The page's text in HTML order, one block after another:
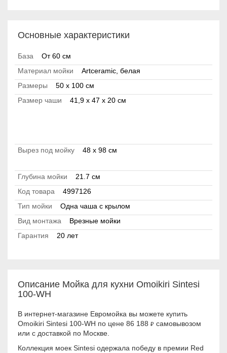
Основные характеристики
База
От 60 см
Материал мойки
Artceramic, белая
Размеры
50 x 100 см
Размер чаши
41,9 x 47 x 20 см
Вырез под мойку 48 x 98 см
Глубина мойки
21.7 см
Код товара
4997126
Тип мойки
Одна чаша с крылом
Вид монтажа
Врезные мойки
Гарантия
20 лет
Описание Мойка для кухни Omoikiri Sintesi
100-WH
В интернет-магазине Евромойка вы можете купить
Omoikiri Sintesi 100-WH по цене 86 188 ₽ самовывозом
или с доставкой по Москве.
Коллекция моек Sintesi одержала победу в премии Red